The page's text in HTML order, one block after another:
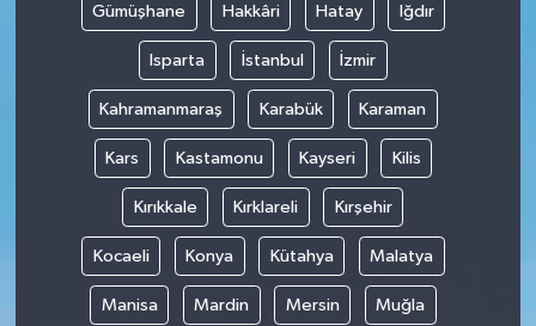
Gümüşhane Hakkâri Hatay Iğdır
Isparta İstanbul İzmir
Kahramanmaraş Karabük Karaman
Kars Kastamonu Kayseri Kilis
Kırıkkale Kırklareli Kırşehir
Kocaeli Konya Kütahya Malatya
Manisa Mardin Mersin Muğla